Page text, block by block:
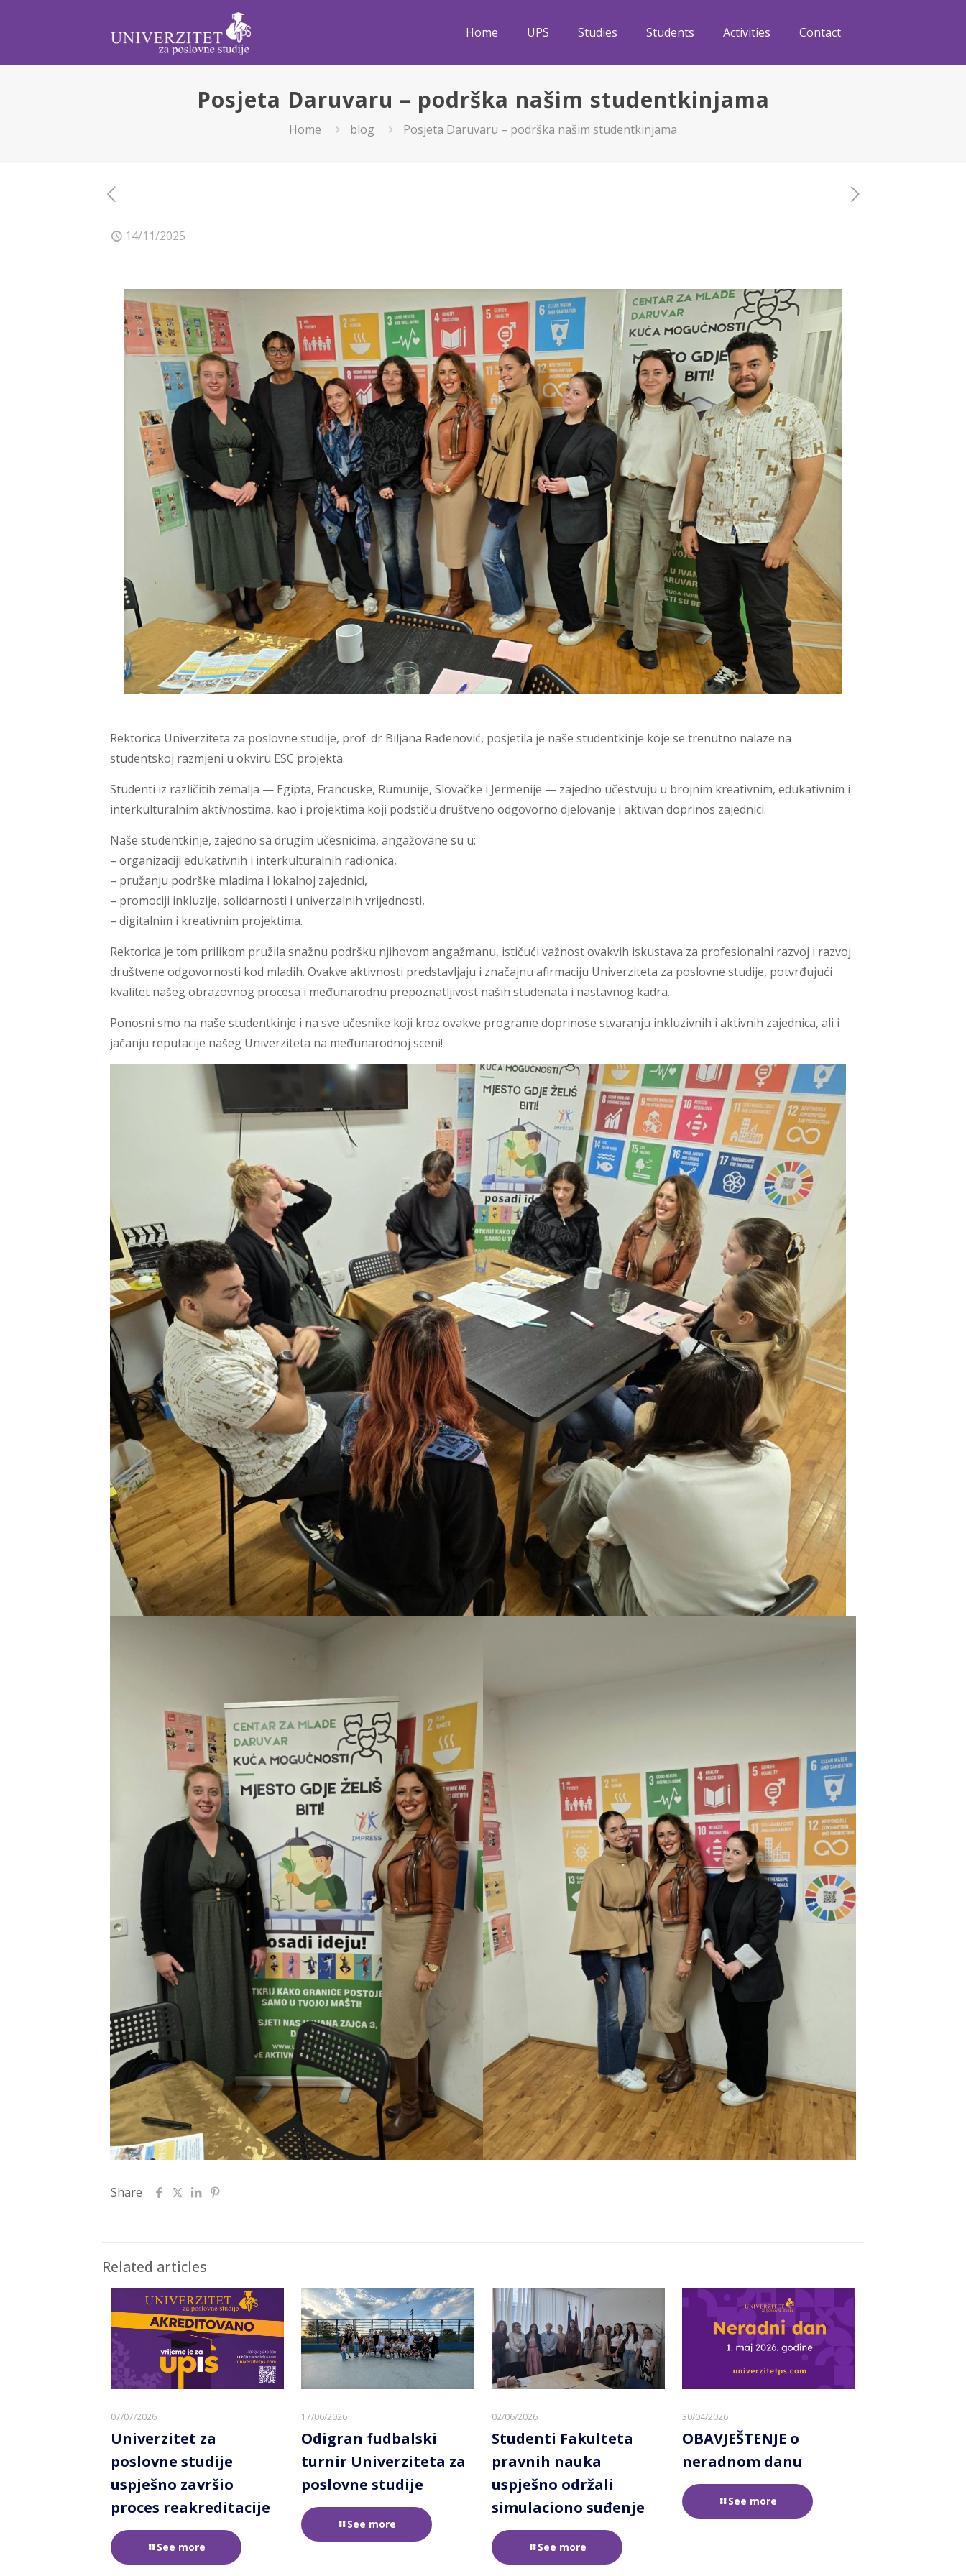
Home UPS Studies Students Activities Contact
Posjeta Daruvaru – podrška našim studentkinjama
Home blog Posjeta Daruvaru – podrška našim studentkinjama
14/11/2025
Rektorica Univerziteta za poslovne studije, prof. dr Biljana Rađenović, posjetila je naše studentkinje koje se trenutno nalaze na
studentskoj razmjeni u okviru ESC projekta.
Studenti iz različitih zemalja — Egipta, Francuske, Rumunije, Slovačke i Jermenije — zajedno učestvuju u brojnim kreativnim, edukativnim i
interkulturalnim aktivnostima, kao i projektima koji podstiču društveno odgovorno djelovanje i aktivan doprinos zajednici.
Naše studentkinje, zajedno sa drugim učesnicima, angažovane su u:
– organizaciji edukativnih i interkulturalnih radionica,
– pružanju podrške mladima i lokalnoj zajednici,
– promociji inkluzije, solidarnosti i univerzalnih vrijednosti,
– digitalnim i kreativnim projektima.
Rektorica je tom prilikom pružila snažnu podršku njihovom angažmanu, ističući važnost ovakvih iskustava za profesionalni razvoj i razvoj
društvene odgovornosti kod mladih. Ovakve aktivnosti predstavljaju i značajnu afirmaciju Univerziteta za poslovne studije, potvrđujući
kvalitet našeg obrazovnog procesa i međunarodnu prepoznatljivost naših studenata i nastavnog kadra.
Ponosni smo na naše studentkinje i na sve učesnike koji kroz ovakve programe doprinose stvaranju inkluzivnih i aktivnih zajednica, ali i
jačanju reputacije našeg Univerziteta na međunarodnoj sceni!
Share
Related articles
07/07/2026
Univerzitet za
poslovne studije
uspješno završio
proces reakreditacije
See more
17/06/2026
Odigran fudbalski
turnir Univerziteta za
poslovne studije
See more
02/06/2026
Studenti Fakulteta
pravnih nauka
uspješno održali
simulaciono suđenje
See more
30/04/2026
OBAVJEŠTENJE o
neradnom danu
See more